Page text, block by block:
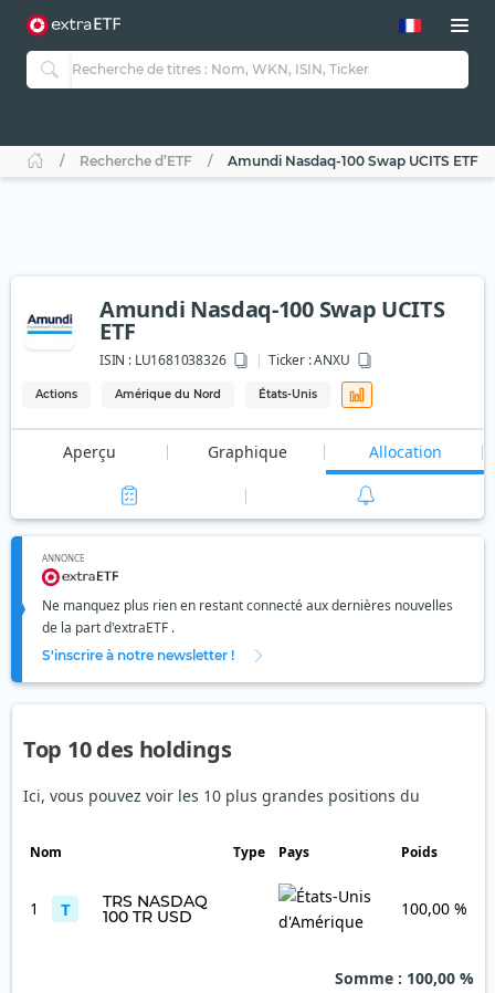
Recherche d’ETF Amundi Nasdaq-100 Swap UCITS ETF
Amundi Nasdaq-100 Swap UCITS
ETF
ISIN :LU1681038326 Ticker :ANXU
Actions Amérique du Nord États-Unis
Aperçu Graphique Allocation
ANNONCE
Ne manquez plus rien en restant connecté aux dernières nouvelles
de la part d'extraETF .
S'inscrire à notre newsletter !
Top 10 des holdings
Ici, vous pouvez voir les 10 plus grandes positions du
Nom Type Pays Poids
1 T TRS NASDAQ
100 TR USD 100,00 %
Somme : 100,00 %